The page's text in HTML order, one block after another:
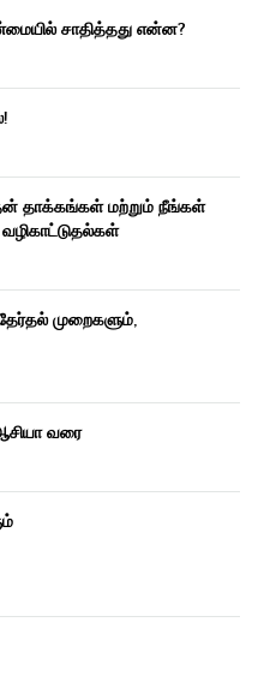
சாதித்தது என்ன?
தாக்கங்கள் மற்றும் நீங்கள்
முறைகளும்,
ஆசியா வரை